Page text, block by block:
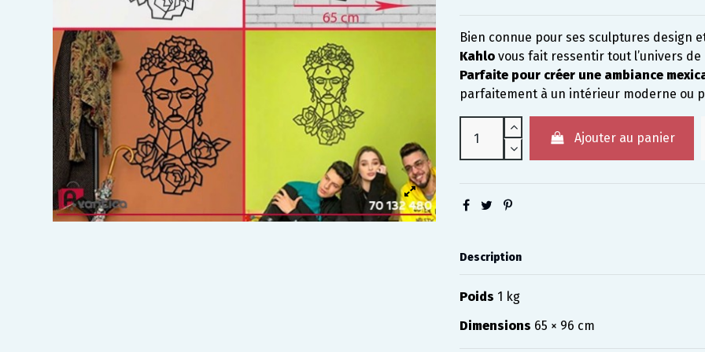
Bien connue pour ses sculptures design
Kahlovous fait ressentir tout l’univers
Parfaite pour créer une ambiance
parfaitement à un intérieur moderne ou
Ajouter au panier
Description
Poids 1 kg
Dimensions 65 × 96 cm